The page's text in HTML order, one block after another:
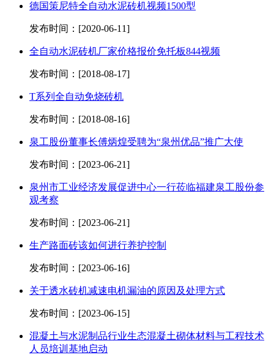
德国策尼特全自动水泥砖机视频1500型
发布时间：[2020-06-11]
全自动水泥砖机厂家价格报价免托板844视频
发布时间：[2018-08-17]
T系列全自动免烧砖机
发布时间：[2018-08-16]
泉工股份董事长傅炳煌受聘为“泉州优品”推广大使
发布时间：[2023-06-21]
泉州市工业经济发展促进中心一行莅临福建泉工股份参
观考察
发布时间：[2023-06-21]
生产路面砖该如何进行养护控制
发布时间：[2023-06-16]
关于透水砖机减速电机漏油的原因及处理方式
发布时间：[2023-06-15]
混凝土与水泥制品行业生态混凝土砌体材料与工程技术
人员培训基地启动